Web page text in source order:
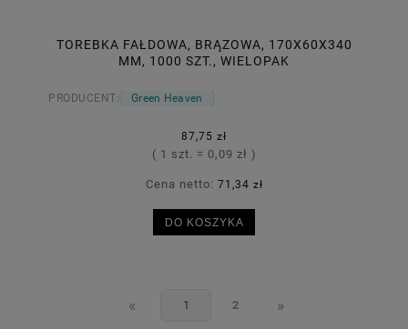
TOREBKA FAŁDOWA, BRĄZOWA, 170X60X340
MM, 1000 SZT., WIELOPAK
PRODUCENT: Green Heaven
87,75 zł
( 1 szt. = 0,09 zł )
Cena netto: 71,34 zł
DO KOSZYKA
« 1 2 »